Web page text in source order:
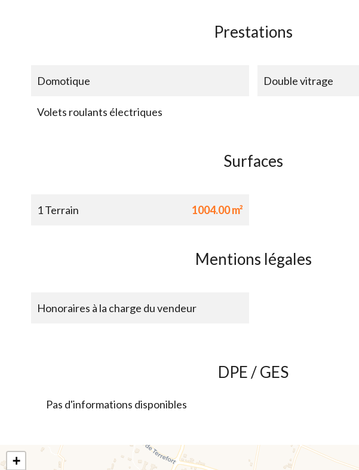
Prestations
Domotique Double vitrage
Volets roulants électriques
Surfaces
1 Terrain 1004.00 m²
Mentions légales
Honoraires à la charge du vendeur
DPE / GES
Pas d'informations disponibles
+